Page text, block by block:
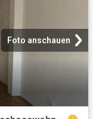
Foto anschauen